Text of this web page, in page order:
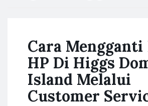
Cara
HP Di Higgs
Island Melalui
Customer